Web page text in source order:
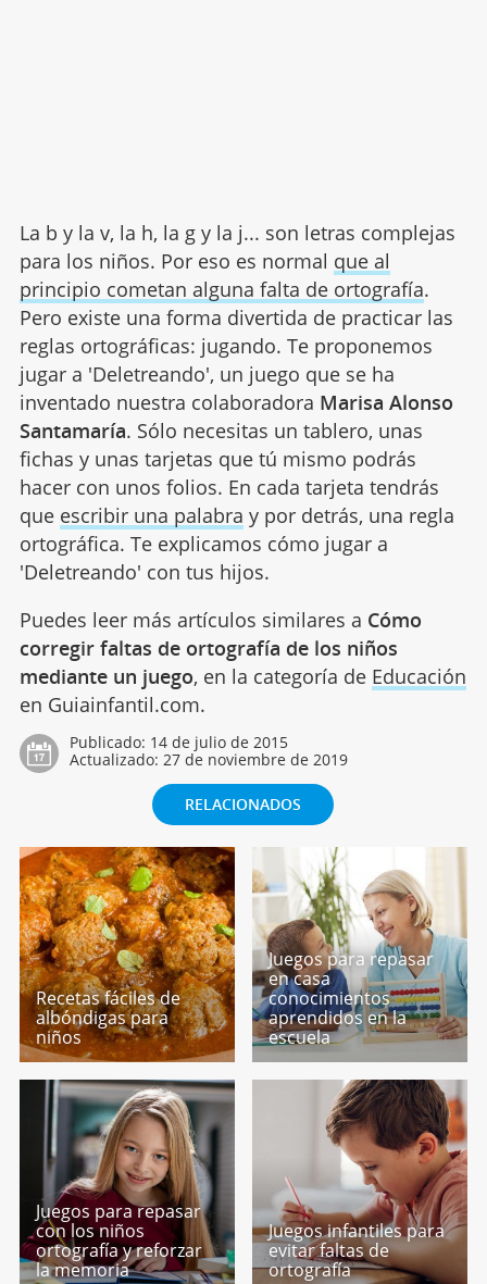
La b y la v, la h, la g y la j... son letras complejas
para los niños. Por eso es normal que al
principio cometan alguna falta de ortografía.
Pero existe una forma divertida de practicar las
reglas ortográficas: jugando. Te proponemos
jugar a 'Deletreando', un juego que se ha
inventado nuestra colaboradora Marisa Alonso
Santamaría. Sólo necesitas un tablero, unas
fichas y unas tarjetas que tú mismo podrás
hacer con unos folios. En cada tarjeta tendrás
que escribir una palabra y por detrás, una regla
ortográfica. Te explicamos cómo jugar a
'Deletreando' con tus hijos.
Puedes leer más artículos similares a Cómo
corregir faltas de ortografía de los niños
mediante un juego, en la categoría de Educación
en Guiainfantil.com.
Publicado: 14 de julio de 2015
Actualizado: 27 de noviembre de 2019
RELACIONADOS
Recetas fáciles de
albóndigas para
niños
Juegos para repasar
en casa
conocimientos
aprendidos en la
escuela
Juegos para repasar
con los niños
ortografía y reforzar
la memoria
Juegos infantiles para
evitar faltas de
ortografía